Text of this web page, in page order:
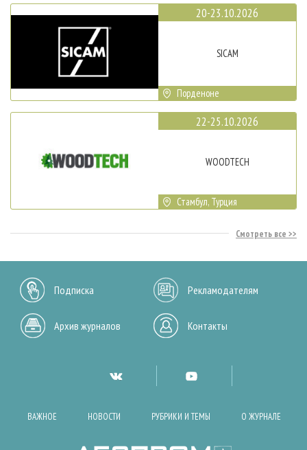
20-23.10.2026
SICAM
Порденоне
22-25.10.2026
WOODTECH
Стамбул, Турция
Смотреть все
Подписка Рекламодателям
Архив журналов Контакты
ВАЖНОЕ НОВОСТИ РУБРИКИ И ТЕМЫ О ЖУРНАЛЕ